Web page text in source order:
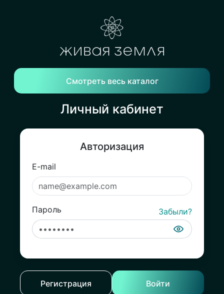
Смотреть весь каталог
Личный кабинет
Авторизация
E-mail
Пароль Забыли?
Регистрация Войти